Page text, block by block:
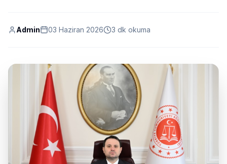
Admin 03 Haziran 2026 3 dk okuma